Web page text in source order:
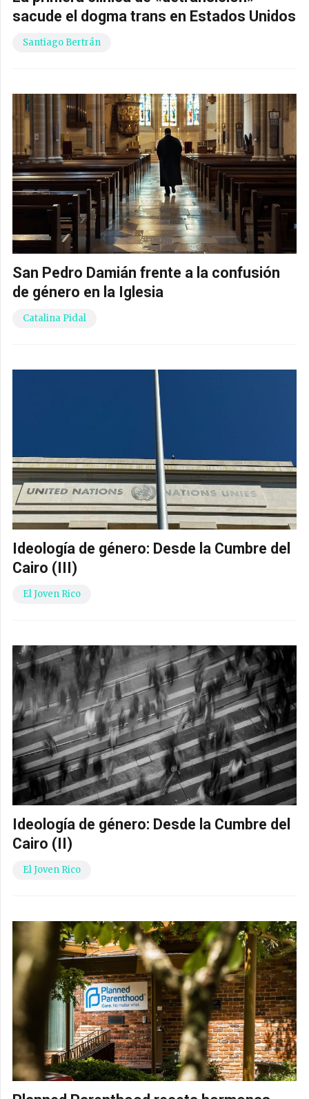
sacude el dogma trans en Estados Unidos
Santiago Bertrán
San Pedro Damián frente a la confusión
de género en la Iglesia
Catalina Pidal
Ideología de género: Desde la Cumbre del
Cairo (III)
El Joven Rico
Ideología de género: Desde la Cumbre del
Cairo (II)
El Joven Rico